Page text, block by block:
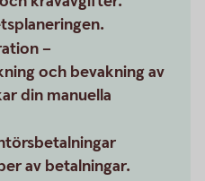
–
och bevakning av
din manuella
av betalningar.